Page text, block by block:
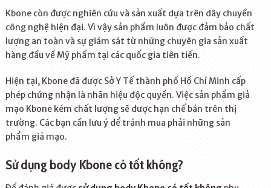
Kbone còn được nghiên cứu và sản xuất dựa trên dây chuyền
công nghệ hiện đại. Vì vậy sản phẩm luôn được đảm bảo chất
lượng an toàn và sự giám sát từ những chuyên gia sản xuất
hàng đầu về Mỹ phẩm tại các quốc gia tiên tiến.
Hiện tại, Kbone đã được Sở Y Tế thành phố Hồ Chí Minh cấp
phép chứng nhận là nhãn hiệu độc quyền. Việc sản phẩm giả
mạo Kbone kém chất lượng sẽ được hạn chế bán trên thị
trường. Các bạn cần lưu ý để tránh mua phải những sản
phẩm giả mạo.
Sử dụng body Kbone có tốt không?